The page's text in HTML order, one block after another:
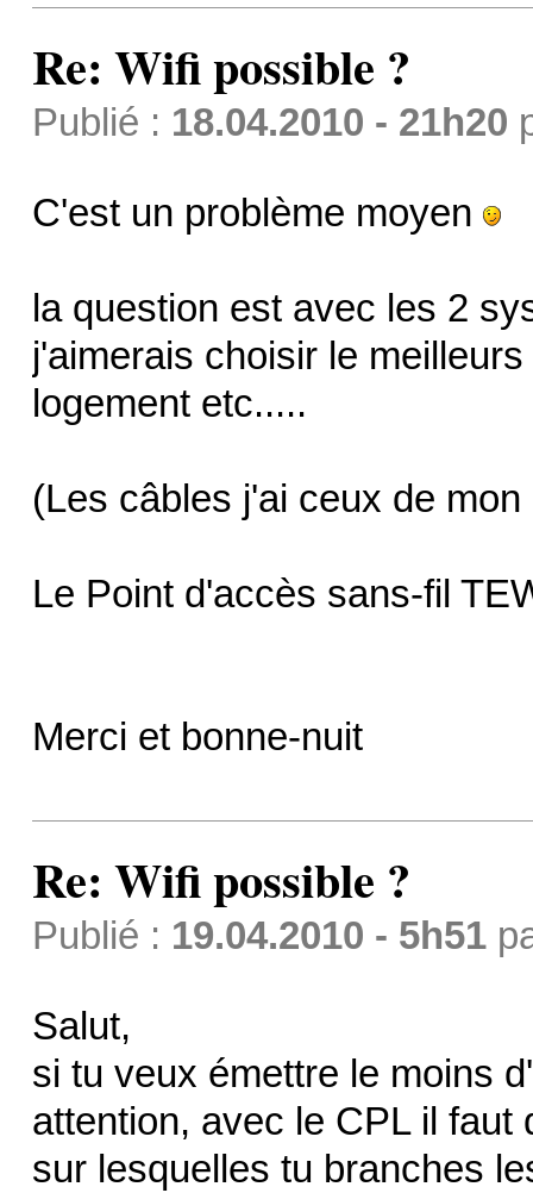
Re: Wifi possible ?
Publié : 18.04.2010 - 21h20
C'est un problème moyen
la question est avec les 2
j'aimerais choisir le
logement etc.....
(Les câbles j'ai ceux de
Le Point d'accès sans-fil
Merci et bonne-nuit
Re: Wifi possible ?
Publié : 19.04.2010 - 5h51
Salut,
si tu veux émettre le moins
attention, avec le CPL il
sur lesquelles tu branches